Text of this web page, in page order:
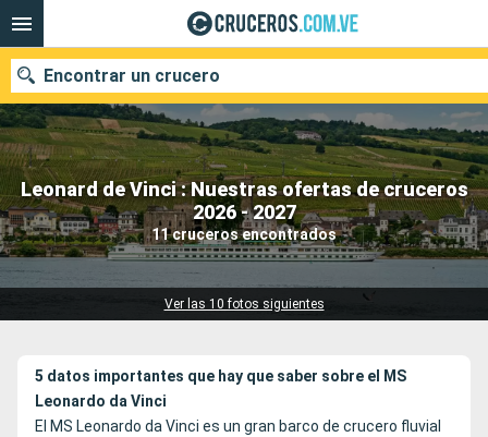
Leonard de Vinci : Nuestras ofertas de cruceros
2026 - 2027
11 cruceros encontrados
Ver las 10 fotos siguientes
Encontrar un crucero
Nuestros destinos
Fecha de salida
Compañías
5 datos importantes que hay que saber sobre el MS
Leonardo da Vinci
El MS Leonardo da Vinci es un gran barco de crucero fluvial